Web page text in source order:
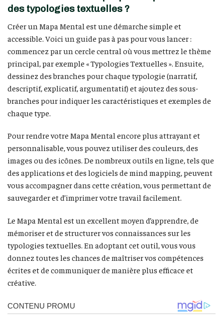
des typologies textuelles ?
Créer un Mapa Mental est une démarche simple et
accessible. Voici un guide pas à pas pour vous lancer :
commencez par un cercle central où vous mettrez le thème
principal, par exemple « Typologies Textuelles ». Ensuite,
dessinez des branches pour chaque typologie (narratif,
descriptif, explicatif, argumentatif) et ajoutez des sous-
branches pour indiquer les caractéristiques et exemples de
chaque type.
Pour rendre votre Mapa Mental encore plus attrayant et
personnalisable, vous pouvez utiliser des couleurs, des
images ou des icônes. De nombreux outils en ligne, tels que
des applications et des logiciels de mind mapping, peuvent
vous accompagner dans cette création, vous permettant de
sauvegarder et d’imprimer votre travail facilement.
Le Mapa Mental est un excellent moyen d’apprendre, de
mémoriser et de structurer vos connaissances sur les
typologies textuelles. En adoptant cet outil, vous vous
donnez toutes les chances de maîtriser vos compétences
écrites et de communiquer de manière plus efficace et
créative.